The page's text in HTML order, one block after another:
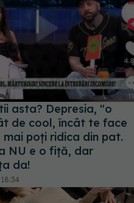
asta? Depresia, "o
de cool, încât te face
mai poți ridica din pat.
NU e o fiță, dar
da!